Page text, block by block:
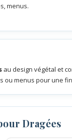
menus.
au design végétal et
ou menus pour une
Dragées